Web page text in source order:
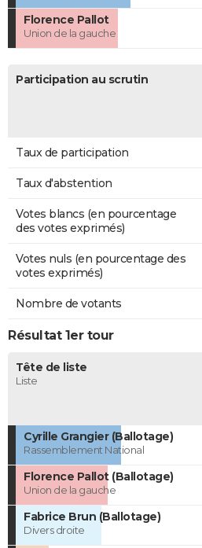
Florence Pallot
Union de la gauche
Participation au scrutin
Taux de participation
Taux d'abstention
Votes blancs (en pourcentage
des votes exprimés)
Votes nuls (en pourcentage des
votes exprimés)
Nombre de votants
Résultat 1er tour
Tête de liste
Liste
Cyrille Grangier (Ballotage)
Rassemblement National
Florence Pallot (Ballotage)
Union de la gauche
Fabrice Brun (Ballotage)
Divers droite